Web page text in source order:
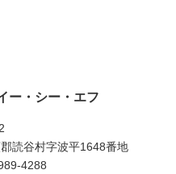
ー・シー・エフ
読谷村字波平1648番地
4288